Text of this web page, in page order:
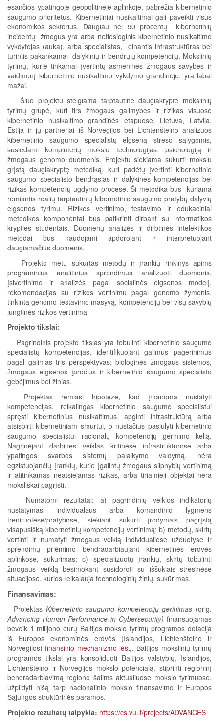
esančios ypatingoje geopolitinėje aplinkoje, pabrėžia kibernetinio
saugumo prioritetus. Kibernetiniai nusikaltimai gali paveikti visus
ekonomikos sektorius. Daugiau nei 90 procentų kibernetinių
incidentų žmogus yra arba netiesioginis kibernetinio nusikaltimo
vykdytojas (auka), arba specialistas, ginantis infrastruktūras bei
turintis pakankamai dalykinių ir bendrųjų kompetencijų. Mokslinių
tyrimų, kurie tinkamai įvertintų asmenines žmogaus savybes ir
vaidmenį kibernetinio nusikaltimo vykdymo grandinėje, yra labai
mažai.
Šiuo projektu steigiama tarptautinė daugiakryptė mokslinių
tyrimų grupė, kuri tirs žmogaus galimybes ir rizikas visuose
kibernetinio nusikaltimo grandinės etapuose. Lietuva, Latvija,
Estija ir jų partneriai iš Norvegijos bei Lichtenšteino analizuos
kibernetinio saugumo specialistų elgseną streso sąlygomis,
susiedami kompiuterių mokslo technologijas, psichologiją ir
žmogaus genomo duomenis. Projektu siekiama sukurti mokslu
grįstą daugiakryptę metodiką, kuri padėtų įvertinti kibernetinio
saugumo specialisto bendrąsias ir dalykines kompetencijas bei
rizikas kompetencijų ugdymo procese. Ši metodika bus kuriama
remiantis realių tarptautinių kibernetinio saugumo pratybų dalyvių
elgsenos tyrimu. Rizikos vertinimo, testavimo ir edukaciniai
metodikos komponentai bus patikrinti dirbant su informatikos
krypties studentais. Duomenų analizės ir dirbtinės intelektikos
metodai bus naudojami apdorojant ir interpretuojant
daugiamačius duomenis.
Projekto metu sukurtas metodų ir įrankių rinkinys apims
programinius analitinius sprendimus analizuoti duomenis,
įsivertinimo ir analizės pagal socialinės elgsenos modelį,
rekomendacijas su rizikos vertinimu pagal genomo žymenis,
tinkintą genomo testavimo masyvą, kompetencijų bei visų savybių
jungtinės rizikos vertinimą.
Projekto tikslai:
Pagrindinis projekto tikslas yra tobulinti kibernetinio saugumo
specialistų kompetencijas, identifikuojant galimus pagerinimus
pagal galimas tris perspektyvas: biologinės žmogaus sistemos,
žmogaus elgsenos įpročius ir kibernetinio saugumo specialisto
gebėjimus bei žinias.
Projektas remiasi hipoteze, kad įmanoma nustatyti
kompetencijas, reikalingas kibernetinio saugumo specialistui
spręsti kibernetinius nusikaltimus, apginti infrastruktūrą arba
atsispirti kibernetiniam smurtui, o nustačius pasiūlyti kibernetinio
saugumo specialistui racionalų kompetencijų gerinimo kelią.
Nagrinėjant darbines veiklas kritinėse infrastruktūrose arba
ypatingos svarbos sistemų palaikymo valdymą, nėra
egzistuojančių įrankių, kurie įgalintų žmogaus silpnybių vertinimą
ir atitinkamas neatsiejamas rizikas, arba tiriamieji objektai nėra
moksliškai pagrįsti.
Numatomi rezultatai: a) pagrindinių veiklos indikatorių
nustatymas individualaus arba komandinio lygmens
treniruotėse/pratybose, siekiant sukurti įrodymais pagrįstą
visapusišką kibernetinių kompetencijų vertinimą; b) metodų, skirtų
vertinti ir numatyti žmogaus veiklą individualiose užduotyse ir
sprendimų priėmimo bendradarbiaujant kibernetinės erdvės
aplinkose, sukūrimas; c) specializuotų įrankių, skirtų tobulinti
žmogaus veiklą besimokant susidoroti su iššūkiais stresinėse
situacijose, kurios reikalauja technologinių žinių, sukūrimas.
Finansavimas:
Projektas Kibernetinio saugumo kompetencijų gerinimas (orig.
Advancing Human Performance in Cybersecurity) finansuojamas
beveik 1 milijono eurų Baltijos mokslo tyrimų programos dotacija
iš Europos ekonominės erdvės (Islandijos, Lichtenšteino ir
Norvegijos)finansinio mechanizmo lėšų. Baltijos mokslinių tyrimų
programos tikslai yra konsoliduoti Baltijos valstybių, Islandijos,
Lichtenšteino ir Norvegijos mokslo potencialą. stiprinti regioninį
bendradarbiavimą regiono šalims aktualiuose mokslo tyrimuose,
užpildyti nišą tarp nacionalinio mokslo finansavimo ir Europos
Sąjungos struktūrinės paramos.
Projekto rezultatų talpykla: https://cs.vu.lt/projects/ADVANCES